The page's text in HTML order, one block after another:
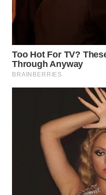
WN
PADANG
SUMEDANG
CIANJUR